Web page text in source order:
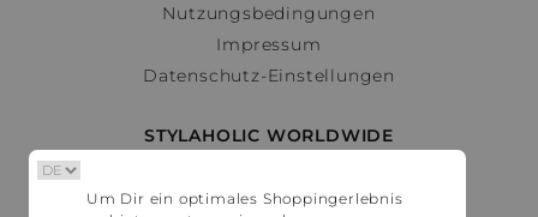
Nutzungsbedingungen
Impressum
Datenschutz-Einstellungen
STYLAHOLIC WORLDWIDE
Österreich
Um Dir ein optimales Shoppingerlebnis